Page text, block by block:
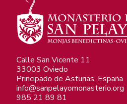
Calle San Vicente 11
33003 Oviedo
Principado de Asturias. España
info@sanpelayomonasterio.org
985 21 89 81